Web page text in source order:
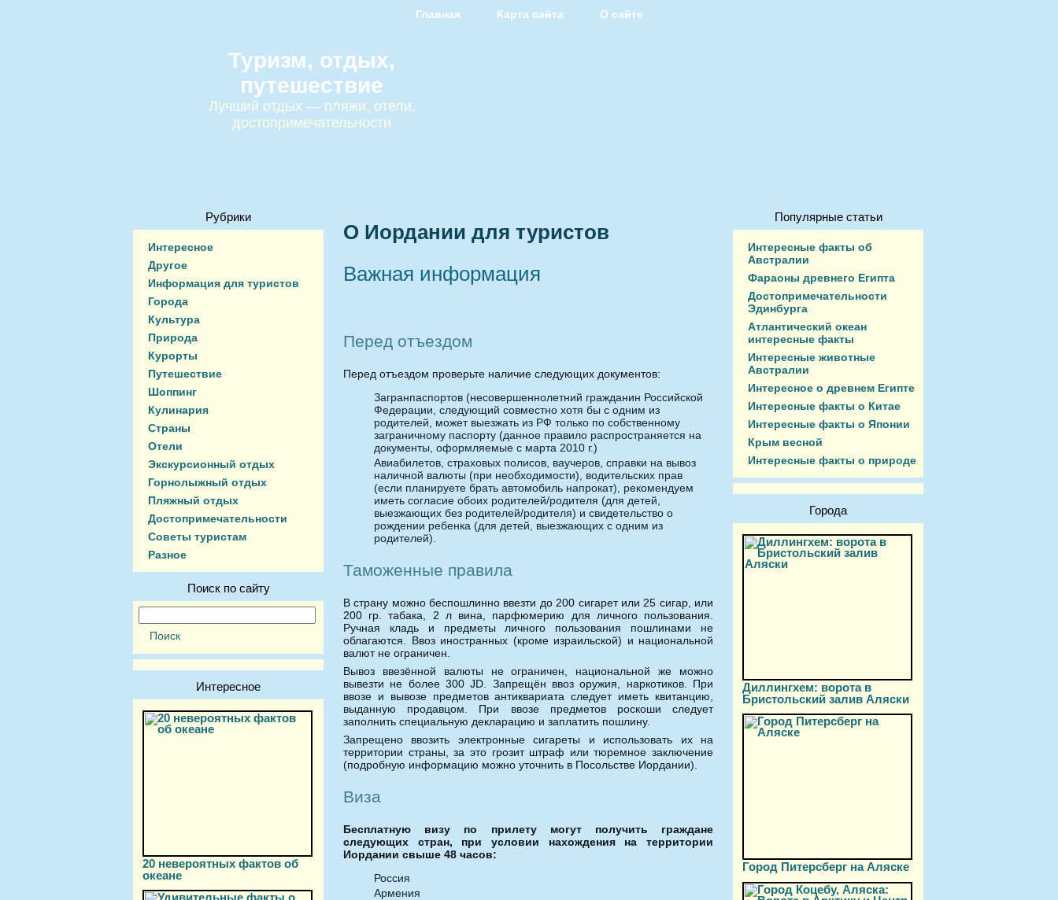
Главная Карта сайта О сайте
Туризм, отдых,
путешествие
Лучший отдых — пляжи, отели,
достопримечательности
Рубрики
Интересное
Другое
Информация для туристов
Города
Культура
Природа
Курорты
Путешествие
Шоппинг
Кулинария
Страны
Отели
Экскурсионный отдых
Горнолыжный отдых
Пляжный отдых
Достопримечательности
Советы туристам
Разное
Поиск по сайту
Интересное
20 невероятных фактов об
океане
О Иордании для туристов
Важная информация
Перед отъездом
Перед отъездом проверьте наличие следующих документов:
Загранпаспортов (несовершеннолетний гражданин Российской
Федерации, следующий совместно хотя бы с одним из
родителей, может выезжать из РФ только по собственному
заграничному паспорту (данное правило распространяется на
документы, оформляемые с марта 2010 г.)
Авиабилетов, страховых полисов, ваучеров, справки на вывоз
наличной валюты (при необходимости), водительских прав
(если планируете брать автомобиль напрокат), рекомендуем
иметь согласие обоих родителей/родителя (для детей,
выезжающих без родителей/родителя) и свидетельство о
рождении ребенка (для детей, выезжающих с одним из
родителей).
Таможенные правила
В страну можно беспошлинно ввезти до 200 сигарет или 25 сигар, или
200 гр. табака, 2 л вина, парфюмерию для личного пользования.
Ручная кладь и предметы личного пользования пошлинами не
облагаются. Ввоз иностранных (кроме израильской) и национальной
валют не ограничен.
Вывоз ввезённой валюты не ограничен, национальной же можно
вывезти не более 300 JD. Запрещён ввоз оружия, наркотиков. При
ввозе и вывозе предметов антиквариата следует иметь квитанцию,
выданную продавцом. При ввозе предметов роскоши следует
заполнить специальную декларацию и заплатить пошлину.
Запрещено ввозить электронные сигареты и использовать их на
территории страны, за это грозит штраф или тюремное заключение
(подробную информацию можно уточнить в Посольстве Иордании).
Виза
Бесплатную визу по прилету могут получить граждане
следующих стран, при условии нахождения на территории
Иордании свыше 48 часов:
Россия
Армения
Популярные статьи
Интересные факты об
Австралии
Фараоны древнего Египта
Достопримечательности
Эдинбурга
Атлантический океан
интересные факты
Интересные животные
Австралии
Интересное о древнем Египте
Интересные факты о Китае
Интересные факты о Японии
Крым весной
Интересные факты о природе
Города
Диллингхем: ворота в
Бристольский залив Аляски
Город Питерсберг на Аляске